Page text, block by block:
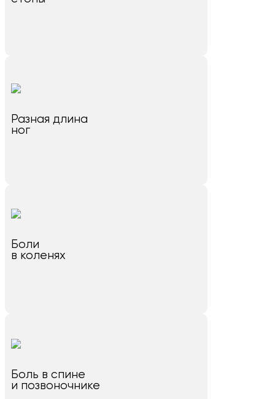
Разная длина
ног
Боли
в коленях
Боль в спине
и позвоночнике